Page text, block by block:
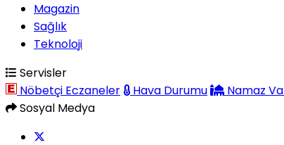
Magazin
Sağlık
Teknoloji
Servisler
Nöbetçi Eczaneler
Hava Durumu Namaz
Sosyal Medya